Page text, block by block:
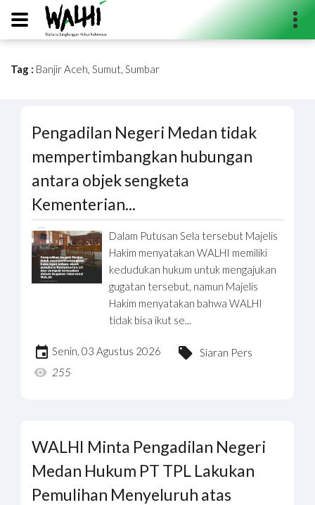
Search...
Tag : Banjir Aceh, Sumut, Sumbar
Pengadilan Negeri Medan tidak
mempertimbangkan hubungan
antara objek sengketa
Kementerian...
Dalam Putusan Sela tersebut Majelis
Hakim menyatakan WALHI memiliki
kedudukan hukum untuk mengajukan
gugatan tersebut, namun Majelis
Hakim menyatakan bahwa WALHI
tidak bisa ikut se...
Senin, 03 Agustus 2026
Siaran Pers
255
WALHI Minta Pengadilan Negeri
Medan Hukum PT TPL Lakukan
Pemulihan Menyeluruh atas